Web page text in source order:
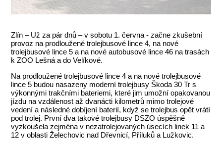
Zlín – Už za pár dnů – v sobotu 1. června - začne zkušební
provoz na prodloužené trolejbusové lince 4, na nové
trolejbusové lince 5 a na nové autobusové lince 46 na trasách
k ZOO Lešná a do Velíkové.
Na prodloužené trolejbusové lince 4 a na nové trolejbusové
lince 5 budou nasazeny moderní trolejbusy Škoda 30 Tr s
výkonnými trakčními bateriemi, které jim umožní opakovanou
jízdu na vzdálenost až dvanácti kilometrů mimo trolejové
vedení a následné dobíjení baterií, když se trolejbus opět vrátí
pod trolej. První dva takové trolejbusy DSZO úspěšně
vyzkoušela zejména v nezatrolejovaných úsecích linek 11 a
12 v oblasti Želechovic nad Dřevnicí, Příluků a Lužkovic.